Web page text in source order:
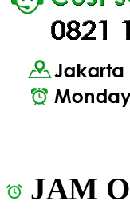
JAM